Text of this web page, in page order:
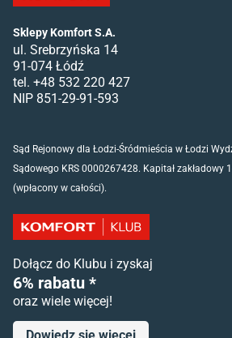
Sklepy Komfort S.A.
ul. Srebrzyńska 14
91-074 Łódź
tel. +48 532 220 427
NIP 851-29-91-593
Sąd Rejonowy dla Łodzi-Śródmieścia w Łodzi
Sądowego KRS 0000267428. Kapitał zakładowy
(wpłacony w całości).
Dołącz do Klubu i zyskaj
6% rabatu *
oraz wiele więcej!